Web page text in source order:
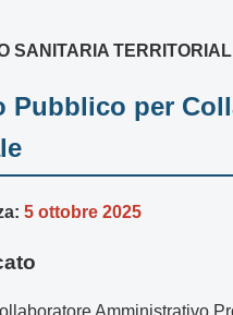
SANITARIA
Pubblico per
5 ottobre 2025